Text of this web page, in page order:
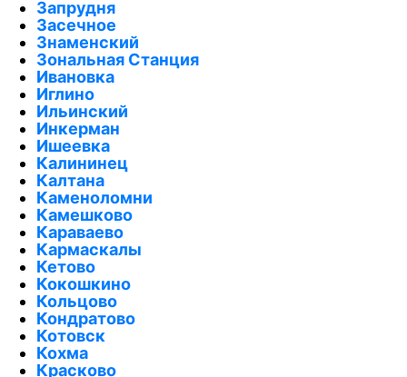
Запрудня
Засечное
Знаменский
Зональная Станция
Ивановка
Иглино
Ильинский
Инкерман
Ишеевка
Калининец
Калтана
Каменоломни
Камешково
Караваево
Кармаскалы
Кетово
Кокошкино
Кольцово
Кондратово
Котовск
Кохма
Красково